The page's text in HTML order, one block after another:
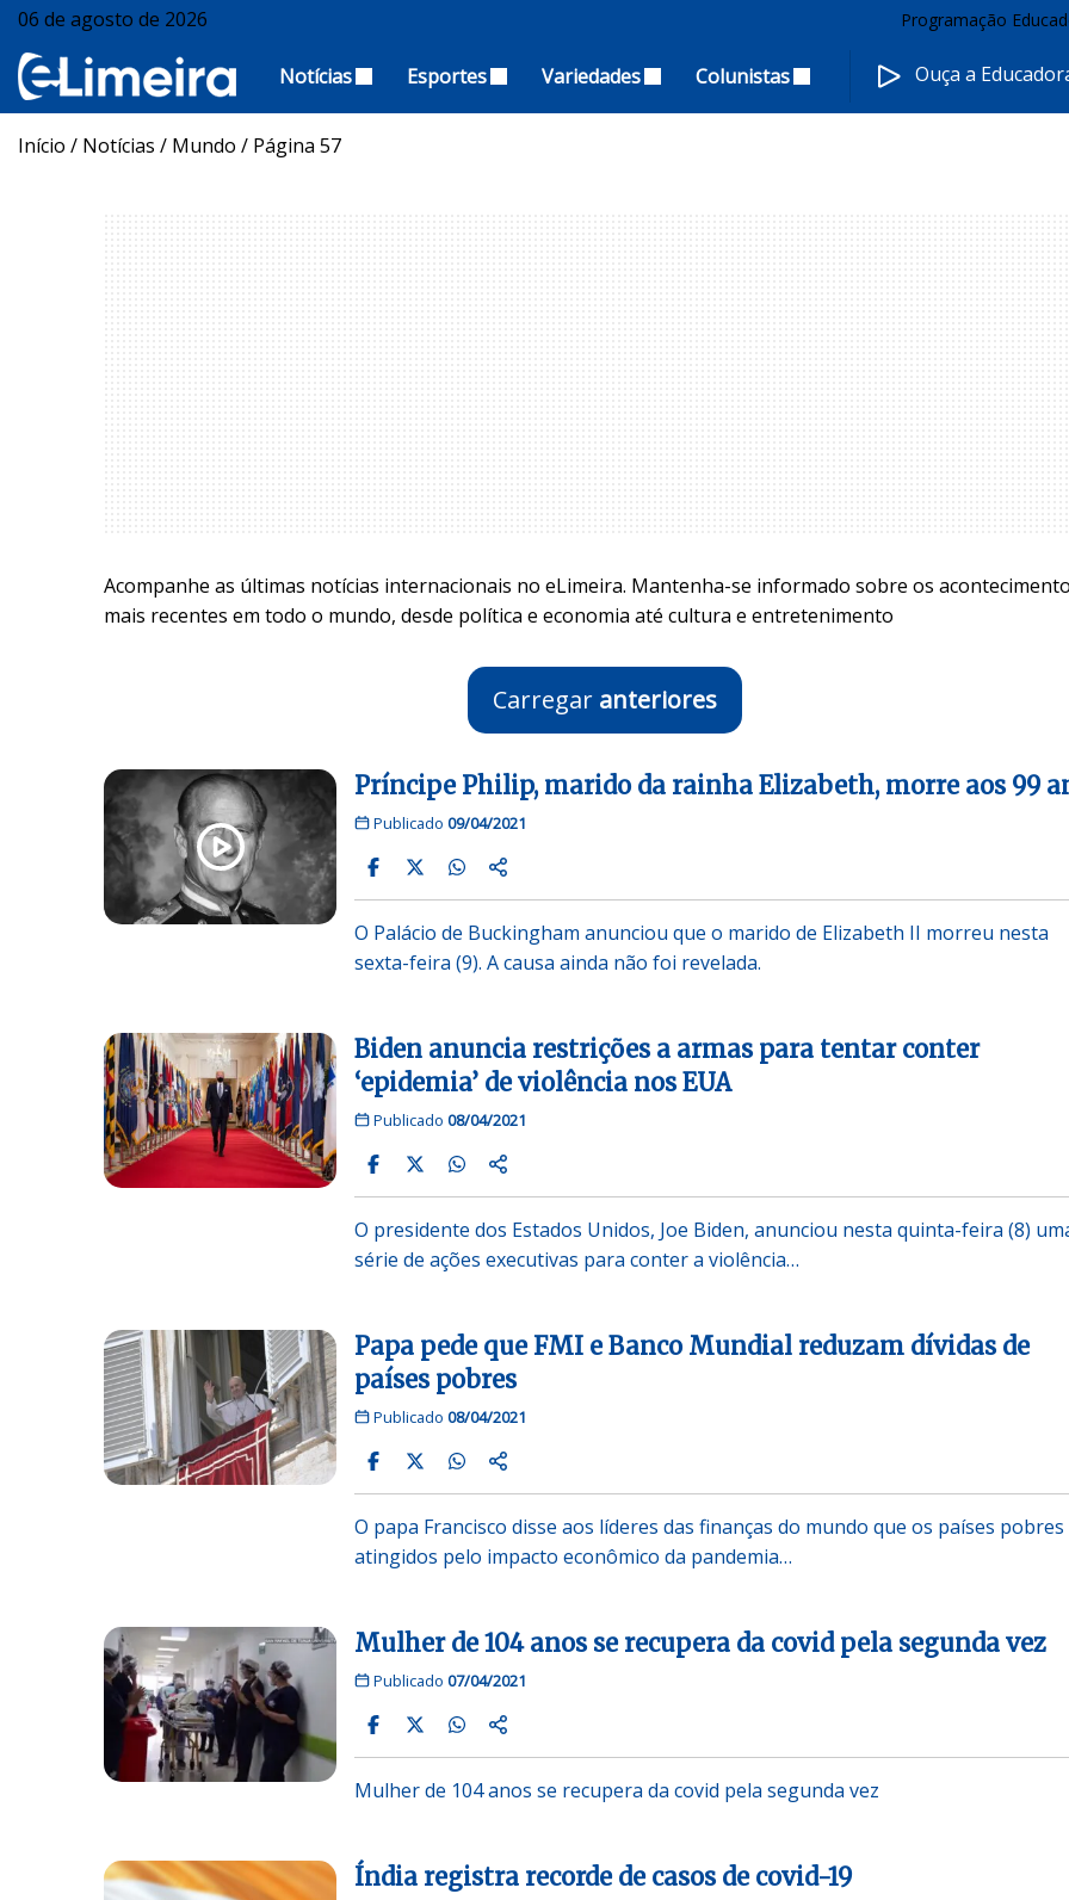
06 de agosto de 2026 Programação
Notícias Esportes Variedades Colunistas Ouça a
Início / Notícias / Mundo / Página 57
Acompanhe as últimas notícias internacionais no eLimeira. Mantenha-se informado sobre os
mais recentes em todo o mundo, desde política e economia até cultura e entretenimento
Carregar anteriores
Príncipe Philip, marido da rainha Elizabeth, morre aos 99
Publicado 09/04/2021
O Palácio de Buckingham anunciou que o marido de Elizabeth II morreu nesta
sexta-feira (9). A causa ainda não foi revelada.
Biden anuncia restrições a armas para tentar conter
‘epidemia’ de violência nos EUA
Publicado 08/04/2021
O presidente dos Estados Unidos, Joe Biden, anunciou nesta quinta-feira (8)
série de ações executivas para conter a violência…
Papa pede que FMI e Banco Mundial reduzam dívidas de
países pobres
Publicado 08/04/2021
O papa Francisco disse aos líderes das finanças do mundo que os países pobres
atingidos pelo impacto econômico da pandemia…
Mulher de 104 anos se recupera da covid pela segunda vez
Publicado 07/04/2021
Mulher de 104 anos se recupera da covid pela segunda vez
Índia registra recorde de casos de covid-19